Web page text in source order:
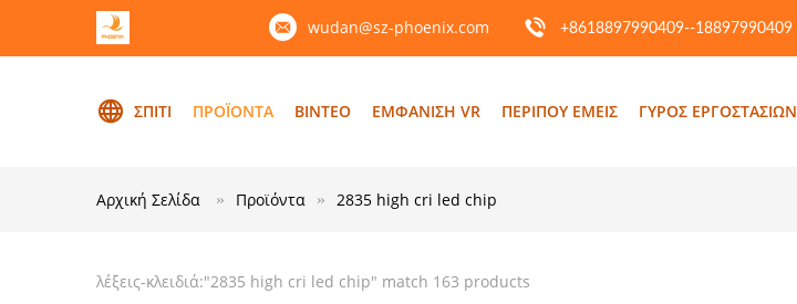
wudan@sz-phoenix.com +8618897990409--18897990409
ΣΠΊΤΙ ΠΡΟΪΌΝΤΑ ΒΊΝΤΕΟ ΕΜΦΆΝΙΣΗ VR ΠΕΡΊΠΟΥ ΕΜΕΊΣ ΓΎΡΟΣ ΕΡΓΟΣΤΑΣΊΩΝ
Αρχική Σελίδα Προϊόντα 2835 high cri led chip
λέξεις-κλειδιά:"2835 high cri led chip" match 163 products